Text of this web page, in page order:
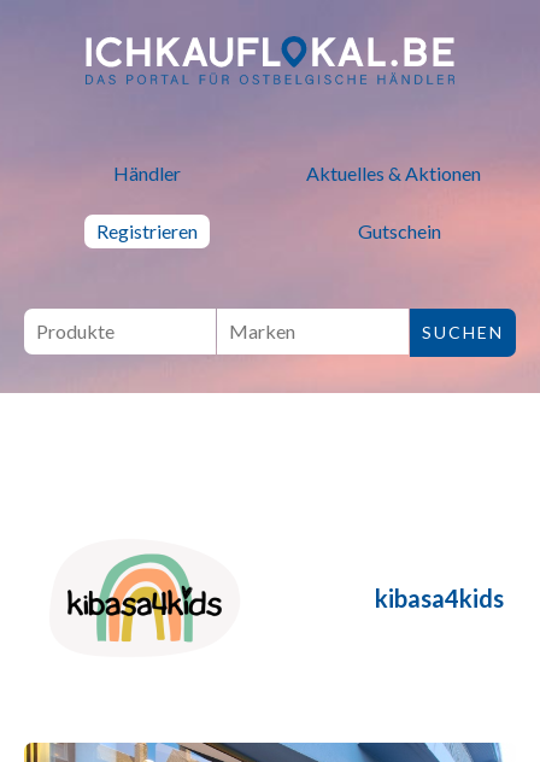
ich kauf lokal - Bei lokalen
Händler Aktuelles & Aktionen
Registrieren Gutschein
kibasa4kids